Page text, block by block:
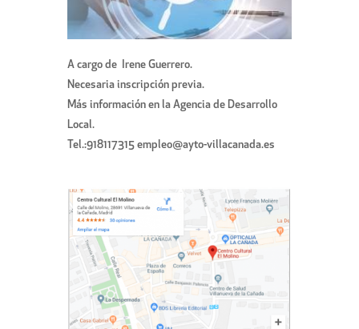
A cargo de Irene Guerrero.
Necesaria inscripción previa.
Más información en la Agencia de Desarrollo
Local.
Tel.:918117315 empleo@ayto-villacanada.es